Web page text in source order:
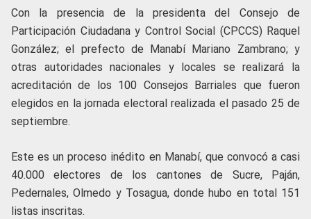
Con la presencia de la presidenta del Consejo de
Participación Ciudadana y Control Social (CPCCS) Raquel
González; el prefecto de Manabí Mariano Zambrano; y
otras autoridades nacionales y locales se realizará la
acreditación de los 100 Consejos Barriales que fueron
elegidos en la jornada electoral realizada el pasado 25 de
septiembre.
Este es un proceso inédito en Manabí, que convocó a casi
40.000 electores de los cantones de Sucre, Paján,
Pedernales, Olmedo y Tosagua, donde hubo en total 151
listas inscritas.